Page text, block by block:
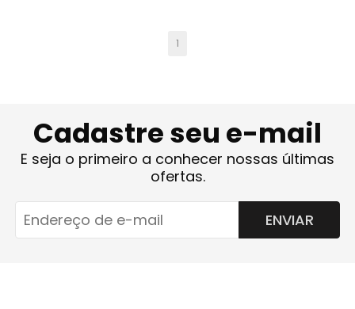
1
Cadastre seu e-mail
E seja o primeiro a conhecer nossas últimas
ofertas.
ENVIAR